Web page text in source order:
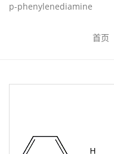
p-phenylenediamine
首页